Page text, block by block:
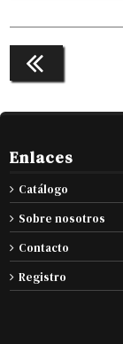
Enlaces
Catálogo
Sobre nosotros
Contacto
Registro